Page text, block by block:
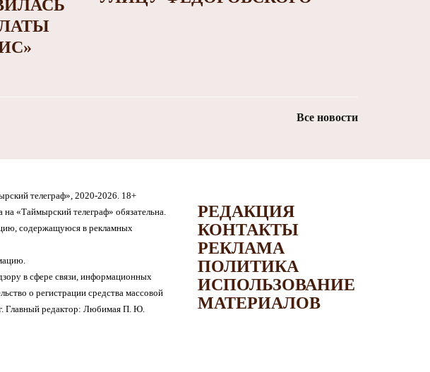
Все новости
телеграф», 2020-2026. 18+
«Таймырский телеграф» обязательна.
содержащуюся в рекламных
в сфере связи, информационных
о регистрации средства массовой
Главный редактор: Любимая П. Ю.
РЕДАКЦИЯ
КОНТАКТЫ
РЕКЛАМА
ПОЛИТИКА
ИСПОЛЬЗОВАНИЕ
МАТЕРИАЛОВ